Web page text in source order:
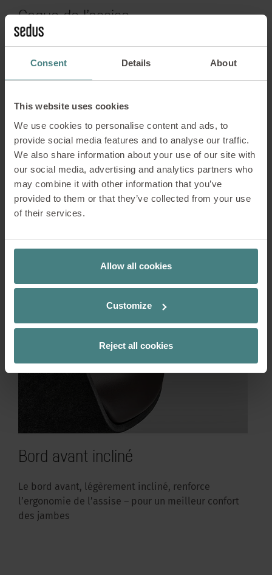
Consent Details About
This website uses cookies
We use cookies to personalise content and ads, to
provide social media features and to analyse our traffic.
We also share information about your use of our site with
our social media, advertising and analytics partners who
may combine it with other information that you’ve
provided to them or that they’ve collected from your use
of their services.
Allow all cookies
Customize
Reject all cookies
Coque de l’assise
Conçue en feutrine PET, stable et robuste, la coque
de l’assise présente un soutien lombaire intégré
Capitonnage
Proposé en option, le capitonnage du dossier offre
un confort des plus agréables
Bord avant incliné
Le bord avant, légèrement incliné, renforce
l’ergonomie de l’assise – pour un meilleur confort
des jambes